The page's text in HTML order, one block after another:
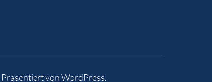
Präsentiert vonWordPress.